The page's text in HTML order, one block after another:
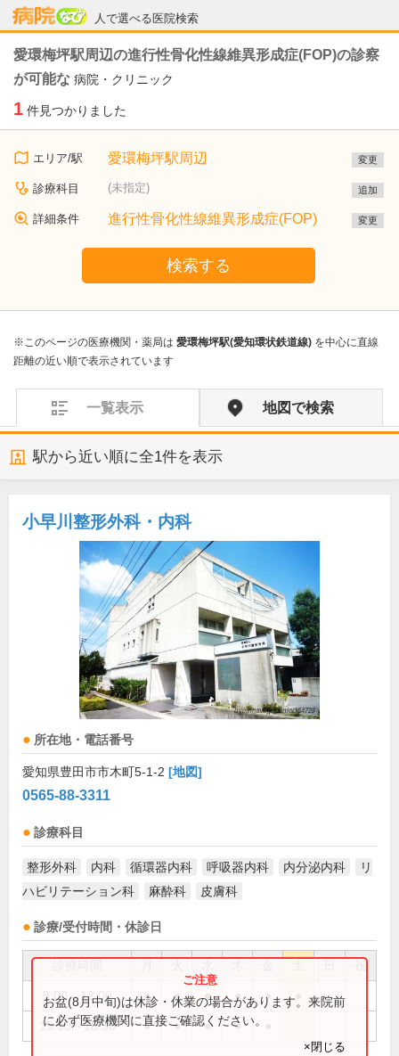
人で選べる医院検索
病院なび
愛環梅坪駅周辺の進行性骨化性線維異形成症(FOP)の診察
が可能な 病院・クリニック
1 件見つかりました
エリア/駅 愛環梅坪駅周辺 変更
診療科目 (未指定) 追加
詳細条件 進行性骨化性線維異形成症(FOP) 変更
検索する
※このページの医療機関・薬局は 愛環梅坪駅(愛知環状鉄道線) を中心に直線
距離の近い順で表示されています
一覧表示 地図で検索
駅から近い順に全1件を表示
小早川整形外科・内科
所在地・電話番号
愛知県豊田市市木町5-1-2 [地図]
0565-88-3311
診療科目
整形外科 内科 循環器内科 呼吸器内科 内分泌内科
リ
ハビリテーション科
麻酔科 皮膚科
診療/受付時間・休診日
祝
9:00～12:00 ● ● ● ● ●
15:30～18:30 ● ● ● ●
お盆(8月中旬)は休診・休業の場合があります。来院前
に必ず医療機関に直接ご確認ください。
×閉じる